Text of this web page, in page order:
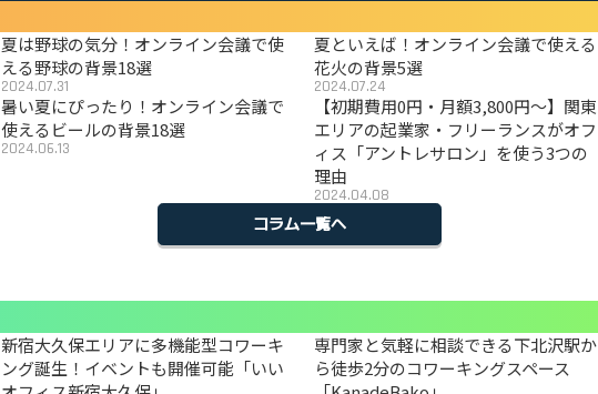
夏は野球の気分！オンライン会議で使
える野球の背景18選
2024.07.31
夏といえば！オンライン会議で使える
花火の背景5選
2024.07.24
暑い夏にぴったり！オンライン会議で
使えるビールの背景18選
2024.06.13
【初期費用0円・月額3,800円〜】関東
エリアの起業家・フリーランスがオフ
ィス「アントレサロン」を使う3つの
理由
2024.04.08
コラム一覧へ
新宿大久保エリアに多機能型コワーキ
ング誕生！イベントも開催可能「いい
専門家と気軽に相談できる下北沢駅か
ら徒歩2分のコワーキングスペース